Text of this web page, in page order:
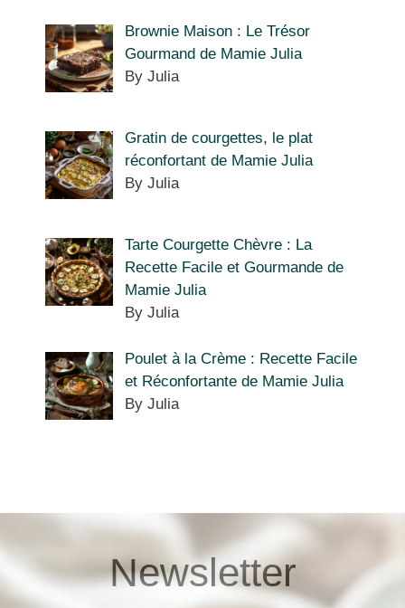
Brownie Maison : Le Trésor
Gourmand de Mamie Julia
By Julia
Gratin de courgettes, le plat
réconfortant de Mamie Julia
By Julia
Tarte Courgette Chèvre : La
Recette Facile et Gourmande de
Mamie Julia
By Julia
Poulet à la Crème : Recette Facile
et Réconfortante de Mamie Julia
By Julia
Newsletter